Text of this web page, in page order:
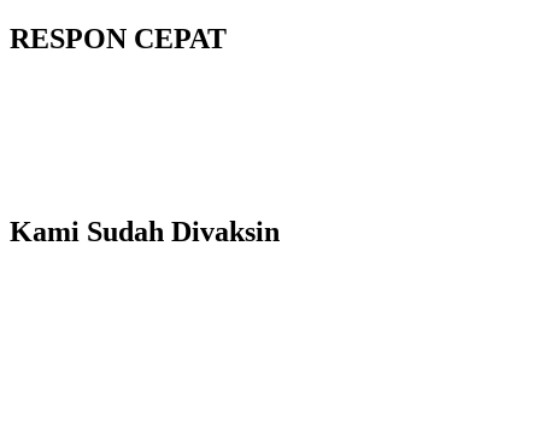
RESPON CEPAT
Kami Sudah Divaksin